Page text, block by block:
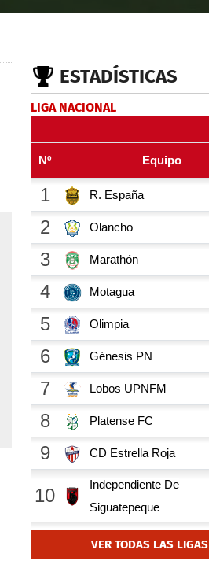
ESTADÍSTICAS
LIGA NACIONAL
VER TODAS LAS LIGAS